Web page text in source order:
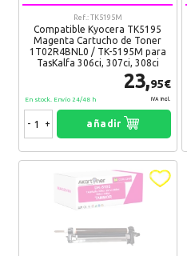
Ref.: TK5195M
Compatible Kyocera TK5195
Magenta Cartucho de Toner
1T02R4BNL0 / TK-5195M para
TasKalfa 306ci, 307ci, 308ci
23,95€
IVA Incl.
En stock. Envío 24/48 h
- + añadir